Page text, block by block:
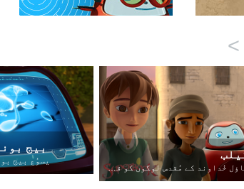
>
بیج
ساؤل خُداوند کے مُقدس لوگوں کو قتل کرنا چاہتا تھا